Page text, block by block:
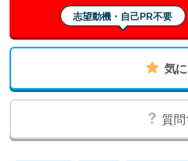
志望動機・自己PR不要
気
質問